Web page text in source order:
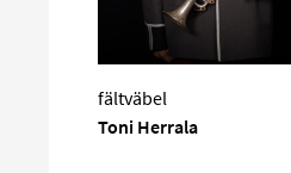
fältväbel
Toni Herrala